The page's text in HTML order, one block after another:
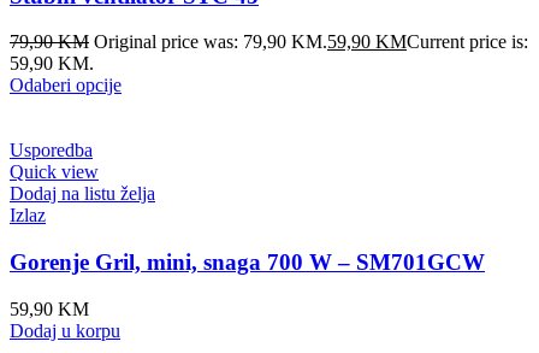
79,90KM Original price was: 79,90 KM.59,90 KMCurrent price is:
59,90 KM.
Odaberi opcije
Usporedba
Quick view
Dodaj na listu želja
Izlaz
Gorenje Gril, mini, snaga 700 W – SM701GCW
59,90 KM
Dodaj u korpu